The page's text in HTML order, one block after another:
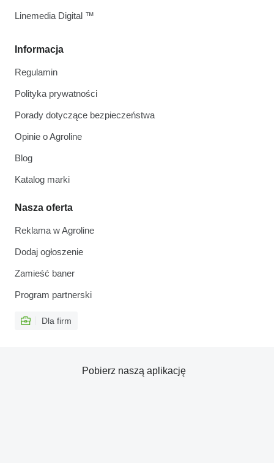
Informacja
Regulamin
Polityka prywatności
Porady dotyczące bezpieczeństwa
Opinie o Agroline
Blog
Katalog marki
Nasza oferta
Reklama w Agroline
Dodaj ogłoszenie
Zamieść baner
Program partnerski
Dla firm
Linemedia Digital ™
Pobierz naszą aplikację